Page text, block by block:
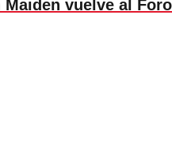
Maiden vuelve al